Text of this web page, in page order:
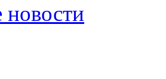
новости